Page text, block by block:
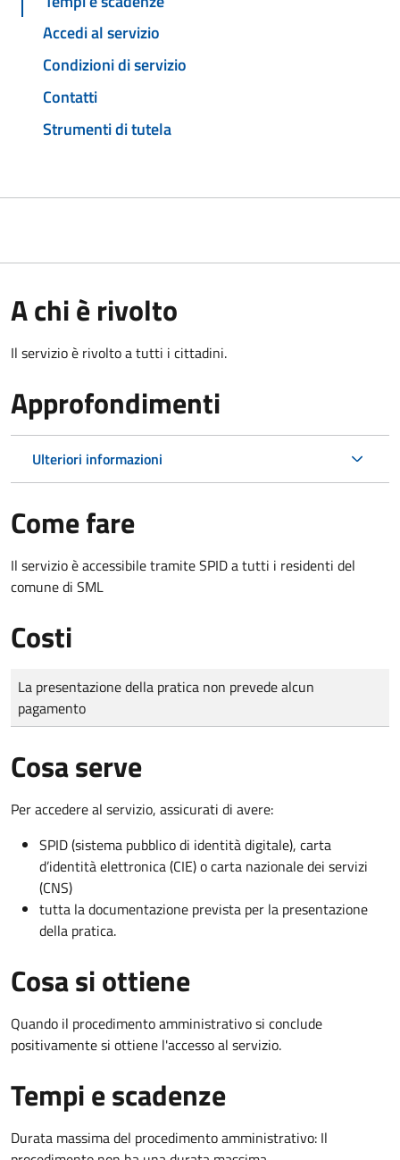
Accedi al servizio
Condizioni di servizio
Contatti
Strumenti di tutela
A chi è rivolto
Il servizio è rivolto a tutti i cittadini.
Approfondimenti
Ulteriori informazioni
Come fare
Il servizio è accessibile tramite SPID a tutti i residenti del
comune di SML
Costi
Tipo di pagamento
Importo
La presentazione della pratica non prevede alcun
pagamento
Cosa serve
Per accedere al servizio, assicurati di avere:
SPID (sistema pubblico di identità digitale), carta
d’identità elettronica (CIE) o carta nazionale dei servizi
(CNS)
tutta la documentazione prevista per la presentazione
della pratica.
Cosa si ottiene
Quando il procedimento amministrativo si conclude
positivamente si ottiene l'accesso al servizio.
Tempi e scadenze
Durata massima del procedimento amministrativo: Il